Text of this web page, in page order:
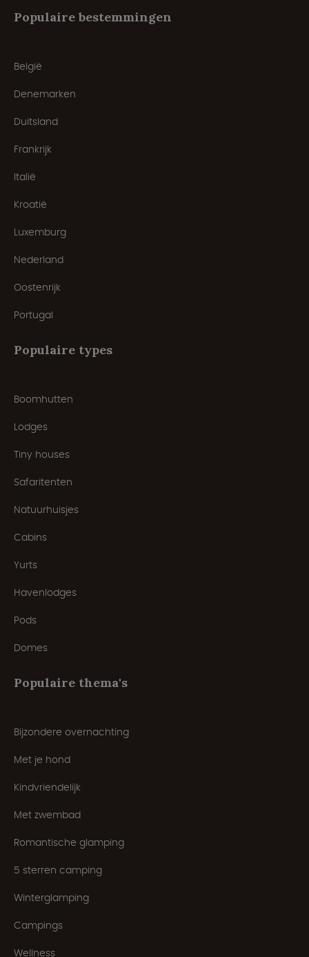
Populaire bestemmingen
België
Denemarken
Duitsland
Frankrijk
Italië
Kroatië
Luxemburg
Nederland
Oostenrijk
Portugal
Populaire types
Boomhutten
Lodges
Tiny houses
Safaritenten
Natuurhuisjes
Cabins
Yurts
Havenlodges
Pods
Domes
Populaire thema's
Bijzondere overnachting
Met je hond
Kindvriendelijk
Met zwembad
Romantische glamping
5 sterren camping
Winterglamping
Campings
Wellness